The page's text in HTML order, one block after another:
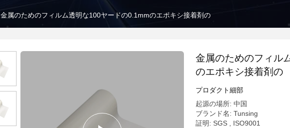
金属のためのフィルム透明な100ヤードの0.1mmのエポキシ接着剤の
金属のためのフィル
のエポキシ接着剤の
プロダクト細部
起源の場所: 中国
ブランド名: Tunsing
証明: SGS , ISO9001